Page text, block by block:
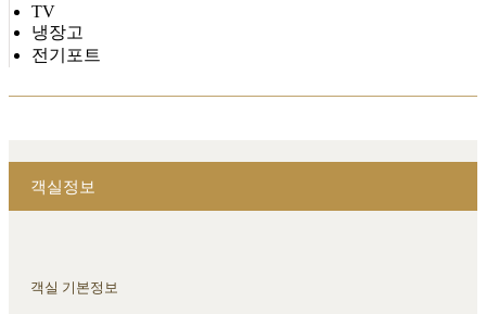
TV
냉장고
전기포트
객실정보
객실 기본정보